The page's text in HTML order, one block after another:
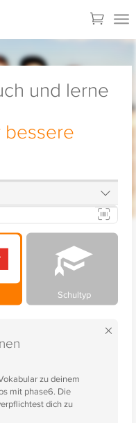
und lerne
Schultyp
×
zu deinem
mit phase6. Die
dich zu